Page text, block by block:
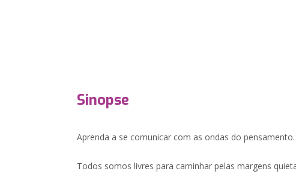
Sinopse
Aprenda a se comunicar com as ondas do pensamento.
Todos somos livres para caminhar pelas margens